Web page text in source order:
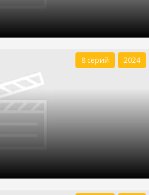
8 серий 2024